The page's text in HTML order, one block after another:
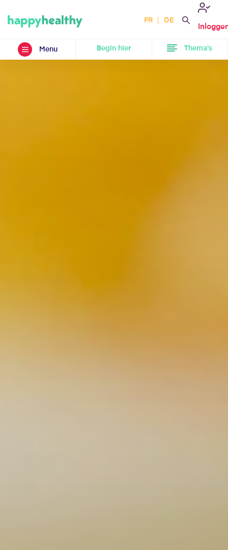
FR DE
Menu Begin hier Thema's